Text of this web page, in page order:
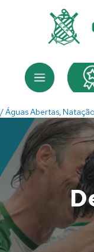
Menu
/Águas Abertas,